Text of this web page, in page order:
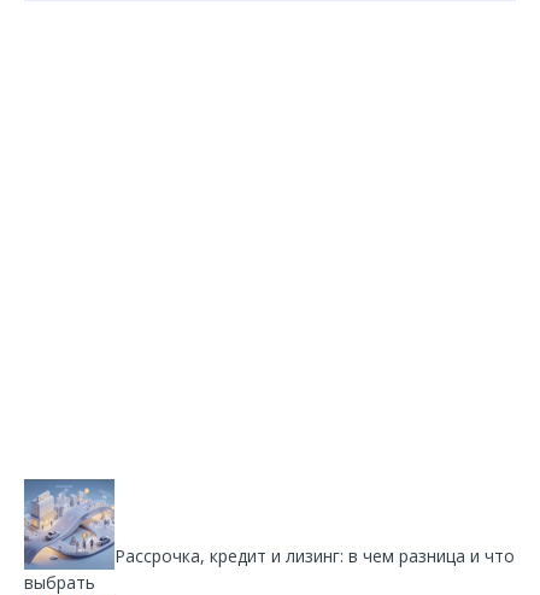
Рассрочка, кредит и лизинг: в чем разница и что
выбрать